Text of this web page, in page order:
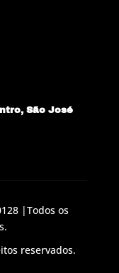
São José
|Todos os
reservados.